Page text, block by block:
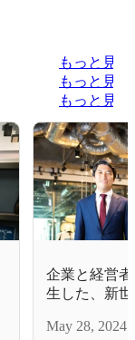
もっと見る
もっと見る
もっと見る
企業と経営
生した、新
未来のために
May 28, 2024